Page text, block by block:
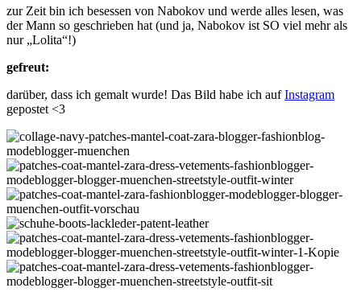
zur Zeit bin ich besessen von Nabokov und werde alles lesen, was
der Mann so geschrieben hat (und ja, Nabokov ist SO viel mehr als
nur „Lolita“!)
gefreut:
darüber, dass ich gemalt wurde! Das Bild habe ich aufInstagram
gepostet <3